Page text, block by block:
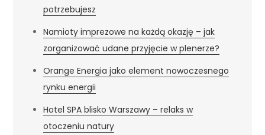
potrzebujesz
Namioty imprezowe na każdą okazję – jak
zorganizować udane przyjęcie w plenerze?
Orange Energia jako element nowoczesnego
rynku energii
Hotel SPA blisko Warszawy – relaks w
otoczeniu natury